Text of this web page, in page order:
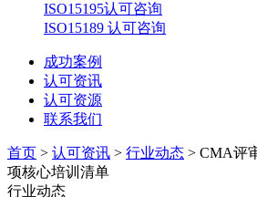
ISO15195认可咨询
ISO15189 认可咨询
成功案例
认可资讯
认可资源
联系我们
首页 > 认可资讯 > 行业动态 > CMA评
项核心培训清单
行业动态